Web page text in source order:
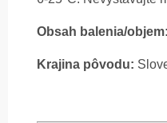
Obsah balenia/objem:
Krajina pôvodu: